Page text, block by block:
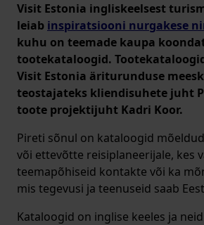
Visit Estonia ingliskeelsest
leiab inspiratsiooni nurgakese
kuhu on teemade kaupa
tootekataloogid.
Visit Estonia äriturunduse
teostajateks kliendisuhete juht
toote projektijuht Kadri Koor.
Pireti sõnul on kataloogid
või ettevõtte reisiplaneerijale, kes
teemapõhiseid kontakte või ka
mis tegevusi ja teenuseid saab
Kataloogid on inglise keeles ja